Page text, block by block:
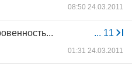
08:50 24.03.2011
... 11
01:31 24.03.2011